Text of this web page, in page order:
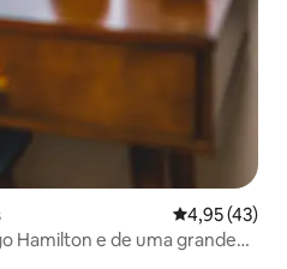
4,95 de uma
4,95 (43)
Hamilton e de uma grande